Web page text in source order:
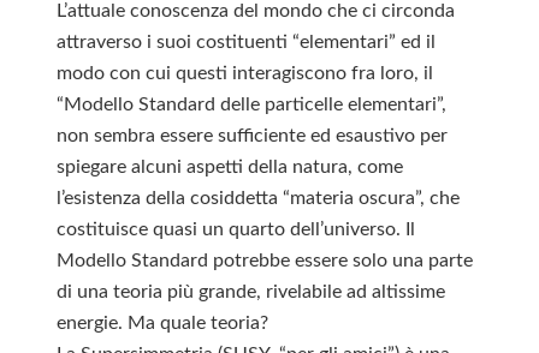
L’attuale conoscenza del mondo che ci circonda
attraverso i suoi costituenti “elementari” ed il
modo con cui questi interagiscono fra loro, il
“Modello Standard delle particelle elementari”,
non sembra essere sufficiente ed esaustivo per
spiegare alcuni aspetti della natura, come
l’esistenza della cosiddetta “materia oscura”, che
costituisce quasi un quarto dell’universo. Il
Modello Standard potrebbe essere solo una parte
di una teoria più grande, rivelabile ad altissime
energie. Ma quale teoria?